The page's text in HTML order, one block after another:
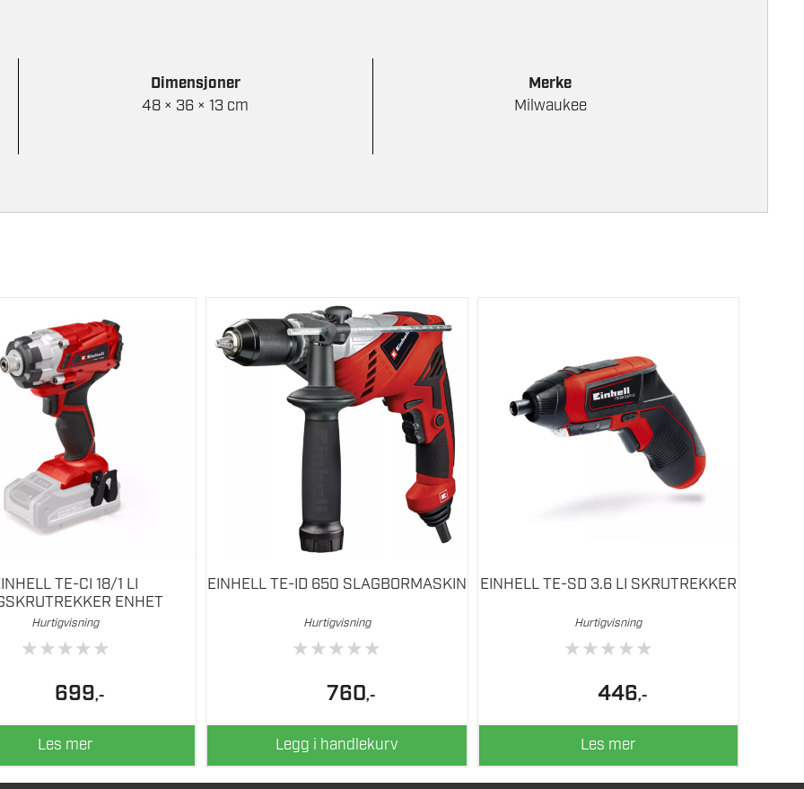
Dimensjoner
48 × 36 × 13 cm
Merke
Milwaukee
TE-CI 18/1 LI
ENHET
Hurtigvisning
★★★★★
699,-
Les mer
EINHELL TE-ID 650 SLAGBORMASKIN
Hurtigvisning
★★★★★
760,-
Legg i handlekurv
EINHELL TE-SD 3.6 LI SKRUTREKKER
Hurtigvisning
★★★★★
446,-
Les mer